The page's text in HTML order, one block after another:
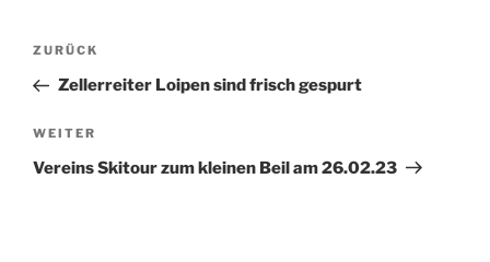
Beitragsnavigation
Vorheriger
Beitrag
ZURÜCK
Zellerreiter Loipen sind frisch gespurt
Nächster
Beitrag
WEITER
Vereins Skitour zum kleinen Beil am 26.02.23